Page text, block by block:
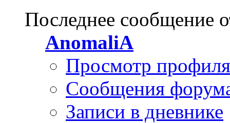
Последнее сообщение
AnomaliA
Просмотр профиля
Сообщения
Записи в дневнике